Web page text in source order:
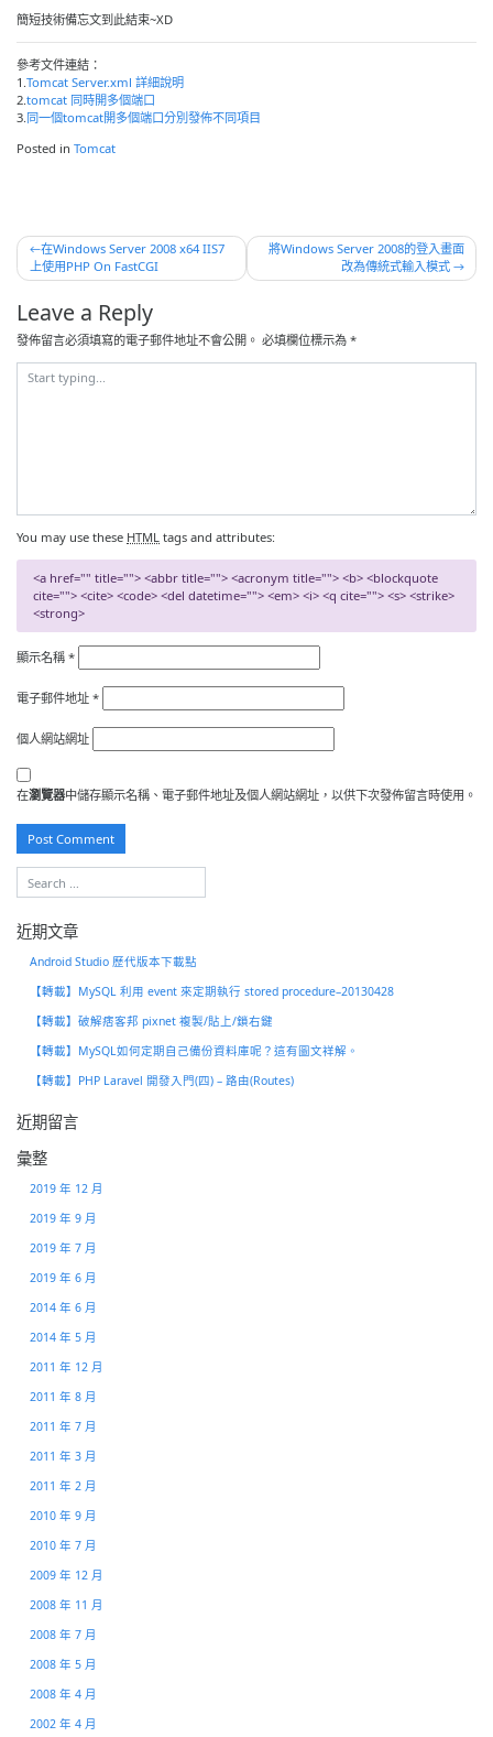
簡短技術備忘文到此結束~XD
參考文件連結：
1.Tomcat Server.xml 詳細說明
2.tomcat 同時開多個端口
3.同一個tomcat開多個端口分別發佈不同項目
Posted in Tomcat
文
章
導
覽
在Windows Server 2008 x64 IIS7
上使用PHP On FastCGI
將Windows Server 2008的登入畫面
改為傳統式輸入模式
Leave a Reply
發佈留言必須填寫的電子郵件地址不會公開。 必填欄位標示為 *
You may use these HTML tags and attributes:
<a href="" title=""> <abbr title=""> <acronym title=""> <b> <blockquote
cite=""> <cite> <code> <del datetime=""> <em> <i> <q cite=""> <s> <strike>
<strong>
顯示名稱 *
電子郵件地址 *
個人網站網址
在瀏覽器中儲存顯示名稱、電子郵件地址及個人網站網址，以供下次發佈留言時使用。
近期文章
Android Studio 歷代版本下載點
【轉載】MySQL 利用 event 來定期執行 stored procedure–20130428
【轉載】破解痞客邦 pixnet 複製/貼上/鎖右鍵
【轉載】MySQL如何定期自己備份資料庫呢？這有圖文祥解。
【轉載】PHP Laravel 開發入門(四) – 路由(Routes)
近期留言
彙整
2019 年 12 月
2019 年 9 月
2019 年 7 月
2019 年 6 月
2014 年 6 月
2014 年 5 月
2011 年 12 月
2011 年 8 月
2011 年 7 月
2011 年 3 月
2011 年 2 月
2010 年 9 月
2010 年 7 月
2009 年 12 月
2008 年 11 月
2008 年 7 月
2008 年 5 月
2008 年 4 月
2002 年 4 月